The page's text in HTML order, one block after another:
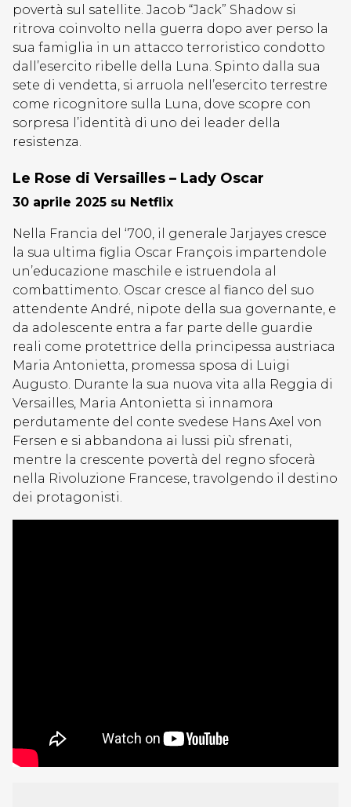
povertà sul satellite. Jacob “Jack” Shadow si
ritrova coinvolto nella guerra dopo aver perso la
sua famiglia in un attacco terroristico condotto
dall’esercito ribelle della Luna. Spinto dalla sua
sete di vendetta, si arruola nell’esercito terrestre
come ricognitore sulla Luna, dove scopre con
sorpresa l’identità di uno dei leader della
resistenza.
Le Rose di Versailles – Lady Oscar
30 aprile 2025 su Netflix
Nella Francia del ‘700, il generale Jarjayes cresce
la sua ultima figlia Oscar François impartendole
un’educazione maschile e istruendola al
combattimento. Oscar cresce al fianco del suo
attendente André, nipote della sua governante, e
da adolescente entra a far parte delle guardie
reali come protettrice della principessa austriaca
Maria Antonietta, promessa sposa di Luigi
Augusto. Durante la sua nuova vita alla Reggia di
Versailles, Maria Antonietta si innamora
perdutamente del conte svedese Hans Axel von
Fersen e si abbandona ai lussi più sfrenati,
mentre la crescente povertà del regno sfocerà
nella Rivoluzione Francese, travolgendo il destino
dei protagonisti.